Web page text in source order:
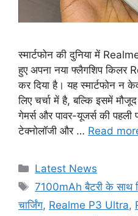
स्मार्टफोन की दुनिया में
हुए अपना नया फ्लैगशिप
कर दिया है। यह स्मार्टफोन न
लिए चर्चा में है, बल्कि इसमें
गेमर्स और पावर-यूजर्स की
टेक्नोलॉजी और … Read
Categories
Latest News
Tags
7100mAh बैटरी के साथ
चार्जिंग, Realme P3 Ultra,